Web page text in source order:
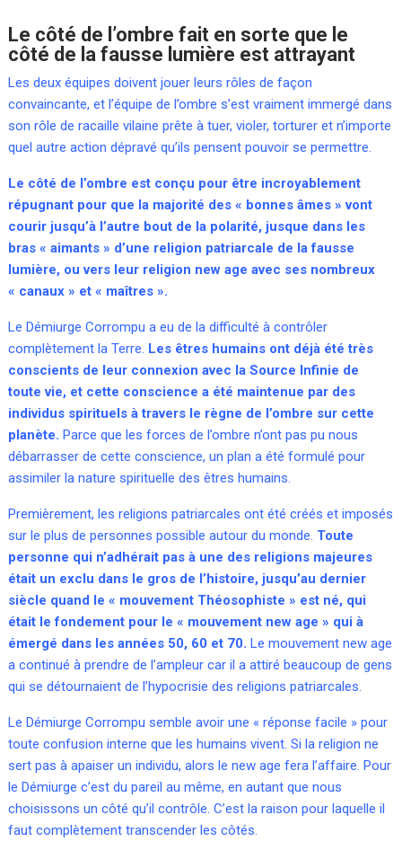
Le côté de l’ombre fait en sorte que le
côté de la fausse lumière est attrayant
Les deux équipes doivent jouer leurs rôles de façon
convaincante, et l’équipe de l’ombre s’est vraiment immergé dans
son rôle de racaille vilaine prête à tuer, violer, torturer et n’importe
quel autre action dépravé qu’ils pensent pouvoir se permettre.
Le côté de l’ombre est conçu pour être incroyablement
répugnant pour que la majorité des « bonnes âmes » vont
courir jusqu’à l’autre bout de la polarité, jusque dans les
bras « aimants » d’une religion patriarcale de la fausse
lumière, ou vers leur religion new age avec ses nombreux
« canaux » et « maîtres ».
Le Démiurge Corrompu a eu de la difficulté à contrôler
complètement la Terre. Les êtres humains ont déjà été très
conscients de leur connexion avec la Source Infinie de
toute vie, et cette conscience a été maintenue par des
individus spirituels à travers le règne de l’ombre sur cette
planète.Parce que les forces de l’ombre n’ont pas pu nous
débarrasser de cette conscience, un plan a été formulé pour
assimiler la nature spirituelle des êtres humains.
Premièrement, les religions patriarcales ont été créés et imposés
sur le plus de personnes possible autour du monde. Toute
personne qui n’adhérait pas à une des religions majeures
était un exclu dans le gros de l’histoire, jusqu’au dernier
siècle quand le « mouvement Théosophiste » est né, qui
était le fondement pour le « mouvement new age » qui à
émergé dans les années 50, 60 et 70.Le mouvement new age
a continué à prendre de l’ampleur car il a attiré beaucoup de gens
qui se détournaient de l’hypocrisie des religions patriarcales.
Le Démiurge Corrompu semble avoir une « réponse facile » pour
toute confusion interne que les humains vivent. Si la religion ne
sert pas à apaiser un individu, alors le new age fera l’affaire. Pour
le Démiurge c’est du pareil au même, en autant que nous
choisissons un côté qu’il contrôle. C’est la raison pour laquelle il
faut complètement transcender les côtés.